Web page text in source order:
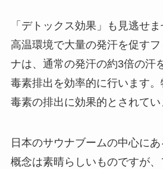
「デトックス効果」も見逃せ
高温環境で大量の発汗を促す
ナは、通常の発汗の約3倍の汗
毒素排出を効率的に行います
毒素の排出に効果的とされてい
日本のサウナブームの中心に
概念は素晴らしいものですが